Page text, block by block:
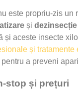
este propriu-zis un
și dezinsecție
și aceste insecte
și tratamente
a preveni
stop și prețuri